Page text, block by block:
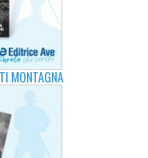
MONTAGNA